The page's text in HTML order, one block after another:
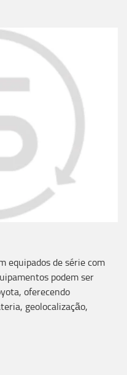
equipados de série com
podem ser
oferecendo
geolocalização,